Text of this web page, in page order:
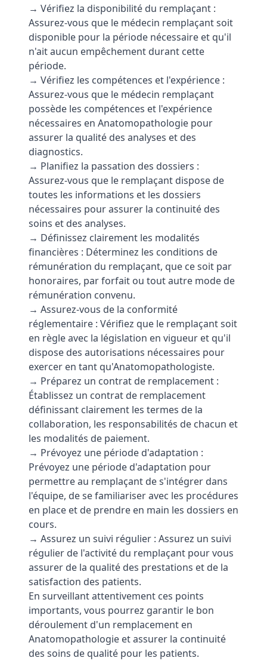
→ Vérifiez la disponibilité du remplaçant :
Assurez-vous que le médecin remplaçant soit
disponible pour la période nécessaire et qu'il
n'ait aucun empêchement durant cette
période.
→ Vérifiez les compétences et l'expérience :
Assurez-vous que le médecin remplaçant
possède les compétences et l'expérience
nécessaires en Anatomopathologie pour
assurer la qualité des analyses et des
diagnostics.
→ Planifiez la passation des dossiers :
Assurez-vous que le remplaçant dispose de
toutes les informations et les dossiers
nécessaires pour assurer la continuité des
soins et des analyses.
→ Définissez clairement les modalités
financières : Déterminez les conditions de
rémunération du remplaçant, que ce soit par
honoraires, par forfait ou tout autre mode de
rémunération convenu.
→ Assurez-vous de la conformité
réglementaire : Vérifiez que le remplaçant soit
en règle avec la législation en vigueur et qu'il
dispose des autorisations nécessaires pour
exercer en tant qu'Anatomopathologiste.
→ Préparez un contrat de remplacement :
Établissez un contrat de remplacement
définissant clairement les termes de la
collaboration, les responsabilités de chacun et
les modalités de paiement.
→ Prévoyez une période d'adaptation :
Prévoyez une période d'adaptation pour
permettre au remplaçant de s'intégrer dans
l'équipe, de se familiariser avec les procédures
en place et de prendre en main les dossiers en
cours.
→ Assurez un suivi régulier : Assurez un suivi
régulier de l'activité du remplaçant pour vous
assurer de la qualité des prestations et de la
satisfaction des patients.
En surveillant attentivement ces points
importants, vous pourrez garantir le bon
déroulement d'un remplacement en
Anatomopathologie et assurer la continuité
des soins de qualité pour les patients.